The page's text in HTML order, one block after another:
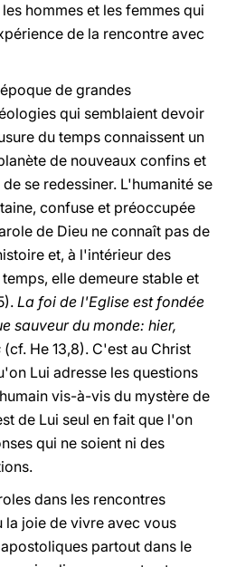
hommes et les femmes qui
de la rencontre avec
de grandes
qui semblaient devoir
du temps connaissent un
de nouveaux confins et
se redessiner. L'humanité se
confuse et préoccupée
de Dieu ne connaît pas de
et, à l'intérieur des
elle demeure stable et
La foi de l'Eglise est fondée
sauveur du monde: hier,
(cf. He 13,8). C'est au Christ
Lui adresse les questions
vis-à-vis du mystère de
de Lui seul en fait que l'on
qui ne soient ni des
dans les rencontres
la joie de vivre avec vous
partout dans le